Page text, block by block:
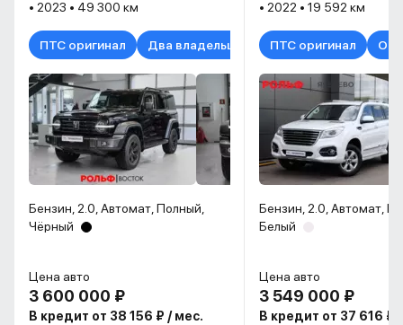
• 2023 • 49 300 км
ПТС оригинал Два владельца
Бензин, 2.0, Автомат, Полный,
Чёрный
Цена авто
3 600 000 ₽
В кредит от 38 156 ₽ / мес.
• 2022 • 19 592 км
ПТС оригинал
Бензин, 2.0, Автомат,
Белый
Цена авто
3 549 000 ₽
В кредит от 37 616 ₽